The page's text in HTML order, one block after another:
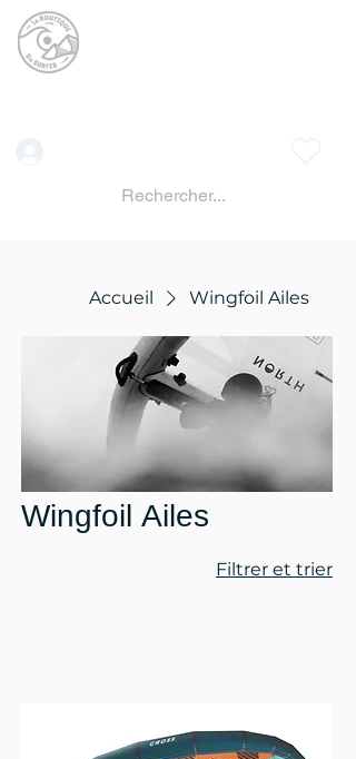
Accueil Wingfoil Ailes
Wingfoil Ailes
Filtrer et trier